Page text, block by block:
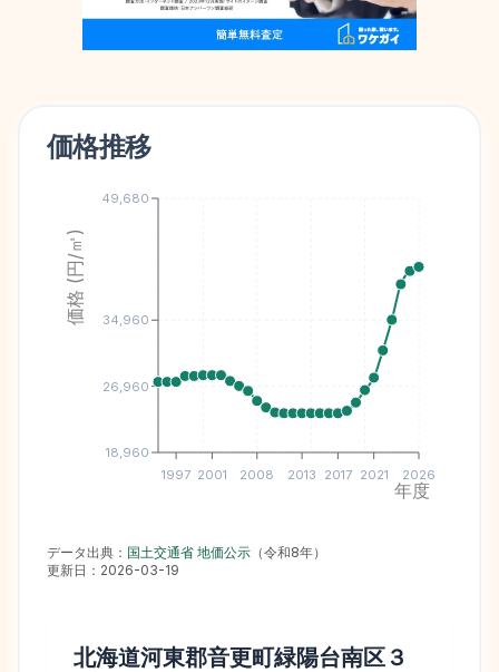
価格推移
1997 2001 2008 2013 2017 2021 2026
年度
18,960
26,960
34,960
49,680
価格 (円/㎡)
データ出典： 国土交通省 地価公示 （令和8年）
更新日： 2026-03-19
北海道河東郡音更町緑陽台南区３